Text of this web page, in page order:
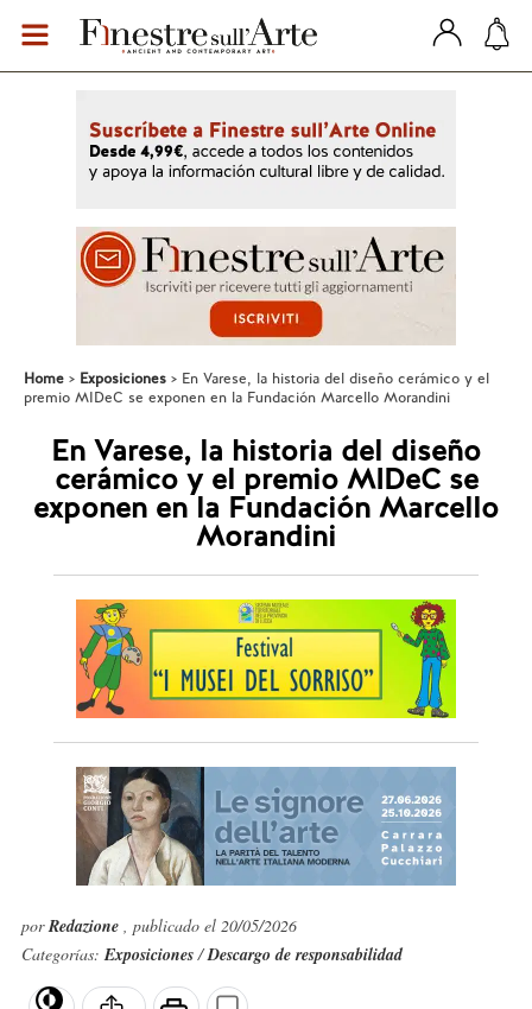
Home Exposiciones
En Varese, la historia del diseño cerámico y el
premio MIDeC se exponen en la Fundación Marcello Morandini
En Varese, la historia del diseño
cerámico y el premio MIDeC se
exponen en la Fundación Marcello
Morandini
porRedazione , publicado el 20/05/2026
Categorías:Exposiciones/Descargo de responsabilidad